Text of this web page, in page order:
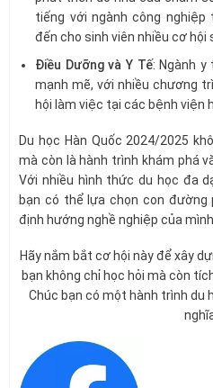
tiếng với ngành công
đến cho sinh viên nhiều cơ hội
Điều Dưỡng và Y Tế: Ngành
mạnh mẽ, với nhiều chương
hội làm việc tại các bệnh viện
Du học Hàn Quốc 2024/2025
mà còn là hành trình khám phá
Với nhiều hình thức du học đa
bạn có thể lựa chọn con
định hướng nghề nghiệp của mình.
Hãy nắm bắt cơ hội này để xây
bạn không chỉ học hỏi mà còn
Chúc bạn có một hành trình du